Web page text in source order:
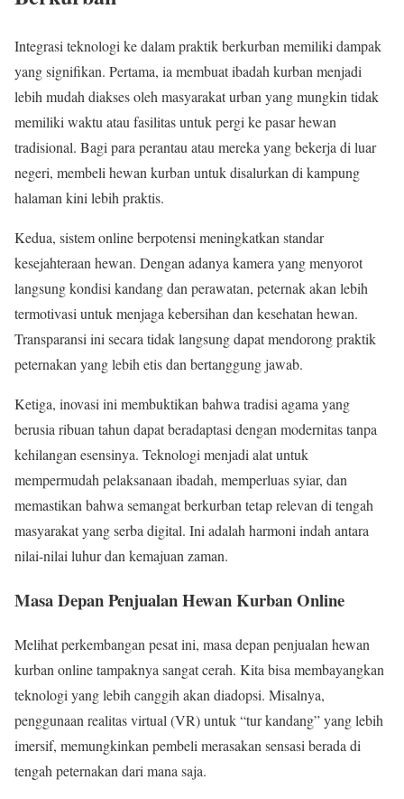
Integrasi teknologi ke dalam praktik berkurban memiliki dampak
yang signifikan. Pertama, ia membuat ibadah kurban menjadi
lebih mudah diakses oleh masyarakat urban yang mungkin tidak
memiliki waktu atau fasilitas untuk pergi ke pasar hewan
tradisional. Bagi para perantau atau mereka yang bekerja di luar
negeri, membeli hewan kurban untuk disalurkan di kampung
halaman kini lebih praktis.
Kedua, sistem online berpotensi meningkatkan standar
kesejahteraan hewan. Dengan adanya kamera yang menyorot
langsung kondisi kandang dan perawatan, peternak akan lebih
termotivasi untuk menjaga kebersihan dan kesehatan hewan.
Transparansi ini secara tidak langsung dapat mendorong praktik
peternakan yang lebih etis dan bertanggung jawab.
Ketiga, inovasi ini membuktikan bahwa tradisi agama yang
berusia ribuan tahun dapat beradaptasi dengan modernitas tanpa
kehilangan esensinya. Teknologi menjadi alat untuk
mempermudah pelaksanaan ibadah, memperluas syiar, dan
memastikan bahwa semangat berkurban tetap relevan di tengah
masyarakat yang serba digital. Ini adalah harmoni indah antara
nilai-nilai luhur dan kemajuan zaman.
Masa Depan Penjualan Hewan Kurban Online
Melihat perkembangan pesat ini, masa depan penjualan hewan
kurban online tampaknya sangat cerah. Kita bisa membayangkan
teknologi yang lebih canggih akan diadopsi. Misalnya,
penggunaan realitas virtual (VR) untuk “tur kandang” yang lebih
imersif, memungkinkan pembeli merasakan sensasi berada di
tengah peternakan dari mana saja.